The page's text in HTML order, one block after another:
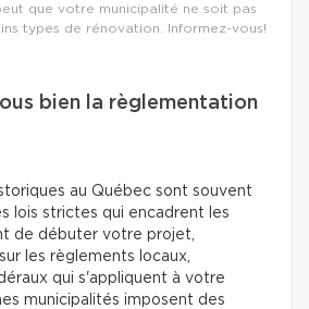
que votre municipalité ne soit pas
types de rénovation. Informez-vous!
bien la règlementation
au Québec sont souvent
lois strictes qui encadrent les
de débuter votre projet,
les règlements locaux,
qui s'appliquent à votre
municipalités imposent des